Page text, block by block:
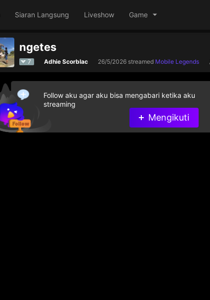
Siaran Langsung Liveshow Game
ngetes
7 Adhie Scorblac 26/5/2026 streamed Mobile Legends
Follow aku agar aku bisa mengabari ketika aku
streaming
Mengikuti